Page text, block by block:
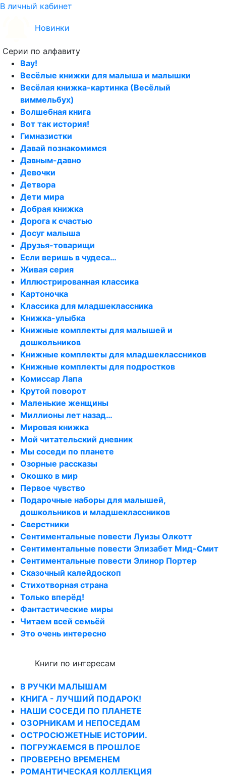
В личный кабинет
Новинки
Серии по алфавиту
Вау!
Весёлые книжки для малыша и малышки
Весёлая книжка-картинка (Весёлый
виммельбух)
Волшебная книга
Вот так история!
Гимназистки
Давай познакомимся
Давным-давно
Девочки
Детвора
Дети мира
Добрая книжка
Дорога к счастью
Досуг малыша
Друзья-товарищи
Если веришь в чудеса…
Живая серия
Иллюстрированная классика
Картоночка
Классика для младшеклассника
Книжка-улыбка
Книжные комплекты для малышей и
дошкольников
Книжные комплекты для младшеклассников
Книжные комплекты для подростков
Комиссар Лапа
Крутой поворот
Маленькие женщины
Миллионы лет назад…
Мировая книжка
Мой читательский дневник
Мы соседи по планете
Озорные рассказы
Окошко в мир
Первое чувство
Подарочные наборы для малышей,
дошкольников и младшеклассников
Сверстники
Сентиментальные повести Луизы Олкотт
Сентиментальные повести Элизабет Мид-Смит
Сентиментальные повести Элинор Портер
Сказочный калейдоскоп
Стихотворная страна
Только вперёд!
Фантастические миры
Читаем всей семьёй
Это очень интересно
Книги по интересам
В РУЧКИ МАЛЫШАМ
КНИГА - ЛУЧШИЙ ПОДАРОК!
НАШИ СОСЕДИ ПО ПЛАНЕТЕ
ОЗОРНИКАМ И НЕПОСЕДАМ
ОСТРОСЮЖЕТНЫЕ ИСТОРИИ.
ПОГРУЖАЕМСЯ В ПРОШЛОЕ
ПРОВЕРЕНО ВРЕМЕНЕМ
РОМАНТИЧЕСКАЯ КОЛЛЕКЦИЯ